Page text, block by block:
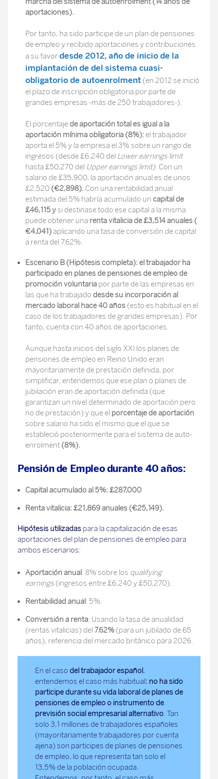
aportaciones).
Por tanto, ha sido participe de un plan de pensiones
de empleo y recibido aportaciones y contribuciones
a su favordesde 2012, año de inicio de la
implantación de del sistema cuasi-
obligatorio de autoenrolment (en 2012 se inició
el plazo de inscripción obligatoria por parte de
grandes empresas -más de 250 trabajadores-).
El porcentajede aportación total es igual a la
aportación mínima obligatoria (8%): el trabajador
aporta el 5% y la empresa el 3% sobre un rango de
ingresos (desde £6,240 del Lower earnings limit
hasta £50,270 del Upper earnings limit). Con un
salario de £35,900, la aportación anual es de unos
£2,520 (€2,898). Con una rentabilidad anual
estimada del 5% habría acumulado un capital de
£46,115 y si destinase todo ese capital a la misma
puede obtener una renta vitalicia de £3,514 anuales (
€4,041) aplicando una tasa de conversión de capital
a renta del 7.62%.
Escenario B (Hipótesis completa): el trabajador ha
participado en planes de pensiones de empleo de
promoción voluntaria por parte de las empresas en
las que ha trabajado desde su incorporación al
mercado laboral hace 40 años (esto es habitual en el
caso de los trabajadores de grandes empresas). Por
tanto, cuenta con 40 años de aportaciones.
Aunque hasta inicios del siglo XXI los planes de
pensiones de empleo en Reino Unido eran
mayoritariamente de prestación definida, por
simplificar, entendemos que ese plan o planes de
jubilación eran de aportación definida (que
garantizan un nivel determinado de aportación pero
no de prestación) y que el porcentaje de aportación
sobre salario ha sido el mismo que el que se
estableció posteriormente para el sistema de auto-
enrolment (8%).
Pensión de Empleo durante 40 años:
Capital acumulado al 5%: £287,000
Renta vitalicia: £21,869 anuales (€25,149).
Hipótesis utilizadas para la capitalización de esas
aportaciones del plan de pensiones de empleo para
ambos escenarios:
Aportación anual: 8% sobre los qualifying
earnings (ingresos entre £6,240 y £50,270).
Rentabilidad anual: 5%.
Conversión a renta: Usando la tasa de anualidad
(rentas vitalicias) del 7.62% (para un jubilado de 65
años), referencia del mercado británico para 2026.
En el caso del trabajador español,
entendemos el caso más habitual: no ha sido
participe durante su vida laboral de planes de
pensiones de empleo o instrumento de
previsión social empresarial alternativo. Tan
solo 3,1 millones de trabajadores españoles
(mayoritariamente trabajadores por cuenta
ajena) son participes de planes de pensiones
de empleo, lo que representa tan solo el
13,5% de la población ocupada.